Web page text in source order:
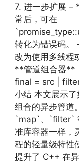
7. 进一步扩展 –
常后，可在
转化为错误码
改为使用多线程
**管道组合器**
final = src |
小结 本文展示
组合的异步管道
`map`、`filter`
准库容器一样，
程的轻量级特性
提升了 C++ 在